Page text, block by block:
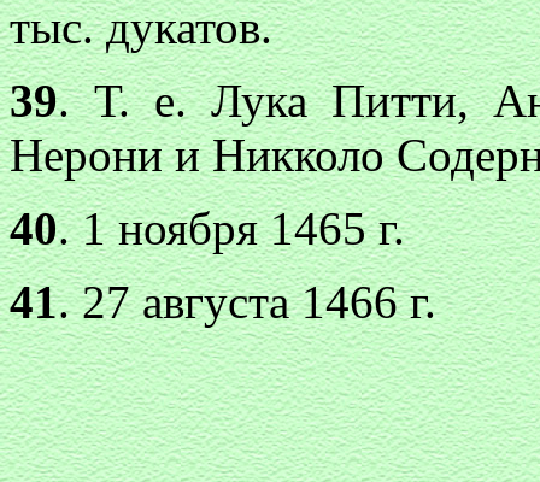
тыс. дукатов.
39. Т. е. Лука Питти,
Нерони и Никколо
40. 1 ноября 1465 г.
41. 27 августа 1466 г.